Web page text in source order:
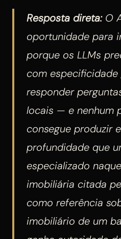
Resposta direta:O
oportunidade para
porque os LLMs
com
responder
locais — e nenhum
consegue produzir
profundidade que
especializado
imobiliária citada
como referência
imobiliário de um